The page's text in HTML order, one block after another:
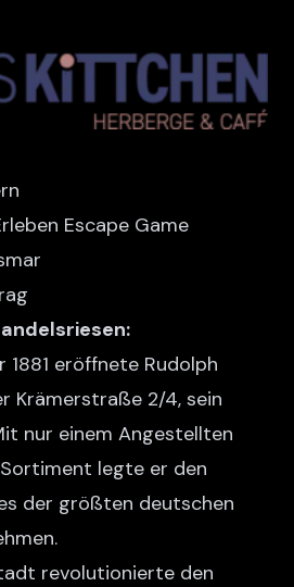
Escape Game
1881 eröffnete Rudolph
Krämerstraße 2/4, sein
nur einem Angestellten
legte er den
der größten deutschen
revolutionierte den